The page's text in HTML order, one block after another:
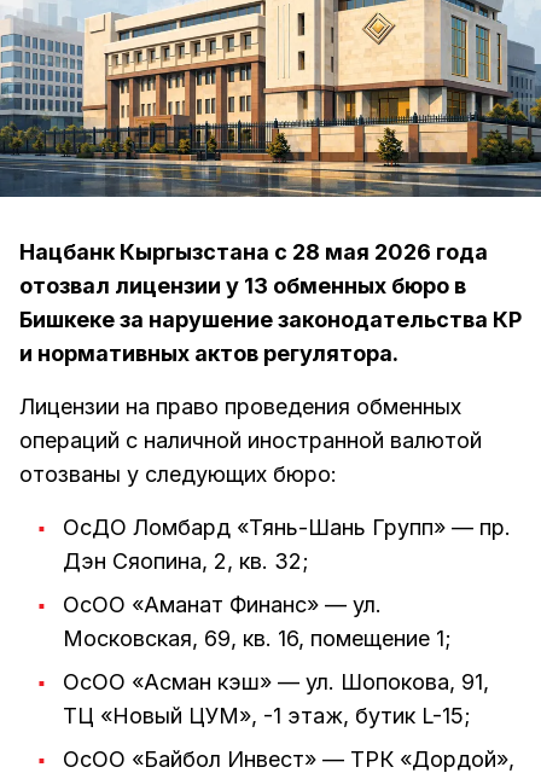
Нацбанк Кыргызстана с 28 мая 2026 года
отозвал лицензии у 13 обменных бюро в
Бишкеке за нарушение законодательства КР
и нормативных актов регулятора.
Лицензии на право проведения обменных
операций с наличной иностранной валютой
отозваны у следующих бюро:
ОсДО Ломбард «Тянь-Шань Групп» — пр.
Дэн Сяопина, 2, кв. 32;
ОсОО «Аманат Финанс» — ул.
Московская, 69, кв. 16, помещение 1;
ОсОО «Асман кэш» — ул. Шопокова, 91,
ТЦ «Новый ЦУМ», -1 этаж, бутик L-15;
ОсОО «Байбол Инвест» — ТРК «Дордой»,